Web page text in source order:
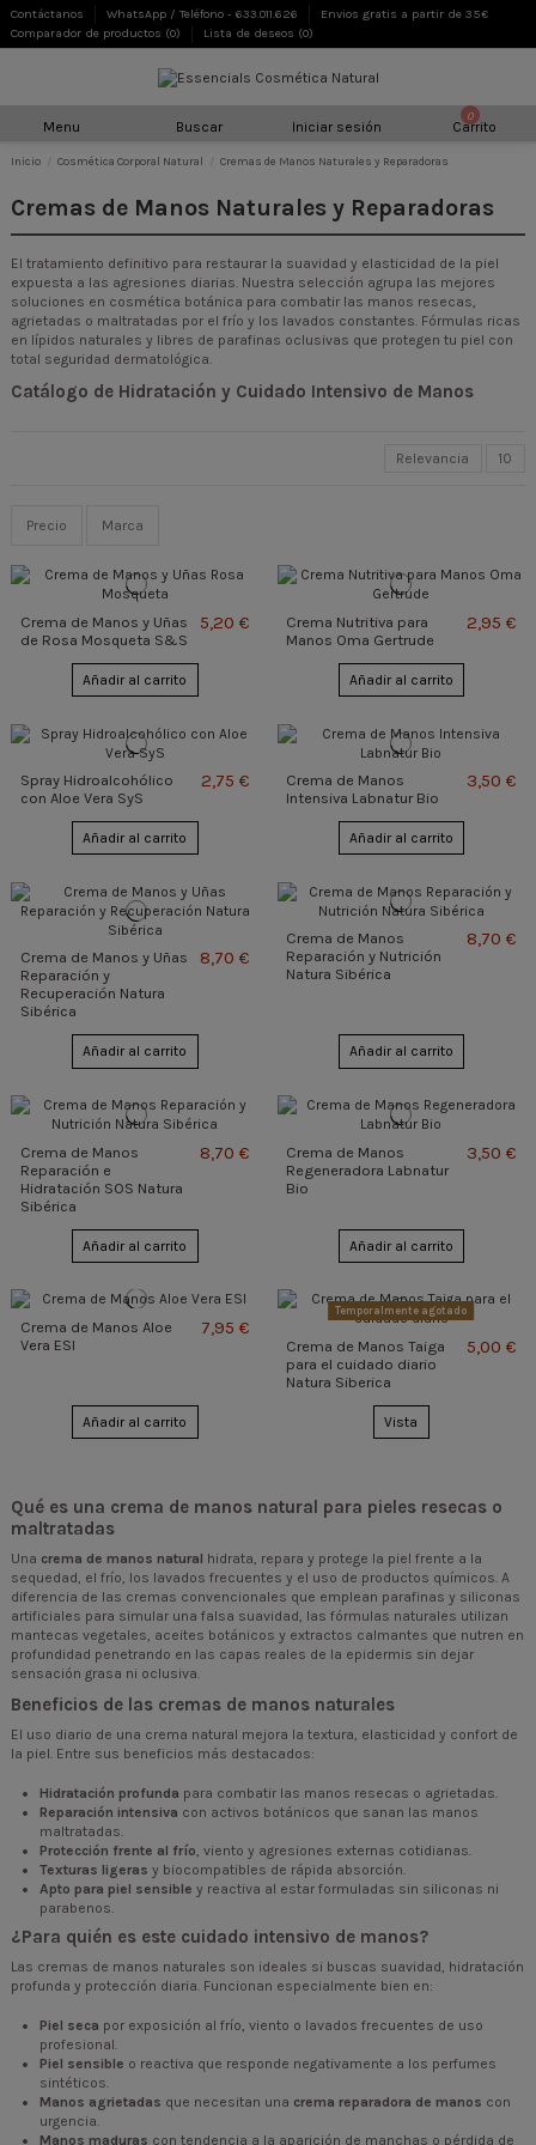
Contáctanos WhatsApp / Teléfono - 633.011.626
Envios gratis a partir de 35€
Comparador de productos (0) Lista de deseos (0)
Menu Buscar Iniciar sesión
0
Carrito
Inicio Cosmética Corporal Natural Cremas de Manos Naturales y Reparadoras
Cremas de Manos Naturales y Reparadoras
El tratamiento definitivo para restaurar la suavidad y elasticidad de la piel
expuesta a las agresiones diarias. Nuestra selección agrupa las mejores
soluciones en cosmética botánica para combatir las manos resecas,
agrietadas o maltratadas por el frío y los lavados constantes. Fórmulas ricas
en lípidos naturales y libres de parafinas oclusivas que protegen tu piel con
total seguridad dermatológica.
Catálogo de Hidratación y Cuidado Intensivo de Manos
Relevancia 10
Precio Marca
Crema de Manos y Uñas
de Rosa Mosqueta S&S
5,20 €
Añadir al carrito
Crema Nutritiva para
Manos Oma Gertrude
2,95 €
Añadir al carrito
Spray Hidroalcohólico
con Aloe Vera SyS
2,75 €
Añadir al carrito
Crema de Manos
Intensiva Labnatur Bio
3,50 €
Añadir al carrito
Crema de Manos y Uñas
Reparación y
Recuperación Natura
Sibérica
8,70 €
Añadir al carrito
Crema de Manos
Reparación y Nutrición
Natura Sibérica
8,70 €
Añadir al carrito
Crema de Manos
Reparación e
Hidratación SOS Natura
Sibérica
8,70 €
Añadir al carrito
Crema de Manos
Regeneradora Labnatur
Bio
3,50 €
Añadir al carrito
Crema de Manos Aloe
Vera ESI
7,95 €
Añadir al carrito
Temporalmente agotado
Crema de Manos Taiga
para el cuidado diario
Natura Siberica
5,00 €
Vista
Qué es una crema de manos natural para pieles resecas o
maltratadas
Una crema de manos natural hidrata, repara y protege la piel frente a la
sequedad, el frío, los lavados frecuentes y el uso de productos químicos. A
diferencia de las cremas convencionales que emplean parafinas y siliconas
artificiales para simular una falsa suavidad, las fórmulas naturales utilizan
mantecas vegetales, aceites botánicos y extractos calmantes que nutren en
profundidad penetrando en las capas reales de la epidermis sin dejar
sensación grasa ni oclusiva.
Beneficios de las cremas de manos naturales
El uso diario de una crema natural mejora la textura, elasticidad y confort de
la piel. Entre sus beneficios más destacados:
Hidratación profunda para combatir las manos resecas o agrietadas.
Reparación intensiva con activos botánicos que sanan las manos
maltratadas.
Protección frente al frío, viento y agresiones externas cotidianas.
Texturas ligeras y biocompatibles de rápida absorción.
Apto para piel sensible y reactiva al estar formuladas sin siliconas ni
parabenos.
¿Para quién es este cuidado intensivo de manos?
Las cremas de manos naturales son ideales si buscas suavidad, hidratación
profunda y protección diaria. Funcionan especialmente bien en:
Piel seca por exposición al frío, viento o lavados frecuentes de uso
profesional.
Piel sensible o reactiva que responde negativamente a los perfumes
sintéticos.
Manos agrietadas que necesitan una crema reparadora de manos con
urgencia.
Manos maduras con tendencia a la aparición de manchas o pérdida de